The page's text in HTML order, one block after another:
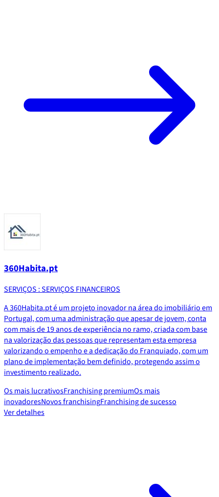
360Habita.pt
SERVIÇOS : SERVIÇOS FINANCEIROS
A 360Habita.pt é um projeto inovador na área do imobiliário em
Portugal, com uma administração que apesar de jovem, conta
com mais de 19 anos de experiência no ramo, criada com base
na valorização das pessoas que representam esta empresa
valorizando o empenho e a dedicação do Franquiado, com um
plano de implementação bem definido, protegendo assim o
investimento realizado.
Os mais lucrativosFranchising premiumOs mais
inovadoresNovos franchisingFranchising de sucesso
Ver detalhes